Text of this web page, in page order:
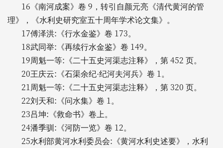
16 《南河成案》卷 9 ，转引自颜元亮《清代黄河的管
理》，《水利史研究室五十周年学术论文集》。
17傅泽洪: 《行水金鉴》卷 173。
18武同举: 《再续行水金鉴》卷 149。
19周魁一等: 《二十五史河渠志注释》，第 452 页。
20王庆云: 《石渠余纪·纪河夫河兵》卷 1。
21周魁一等: 《二十五史河渠志注释》，第 320 页。
22刘天和: 《问水集》卷 1。
23吕坤: 《救命书》卷上。
24潘季驯 : 《河防一览》卷 12。
25水利部黄河水利委员会: 《黄河水利史述要》，水利